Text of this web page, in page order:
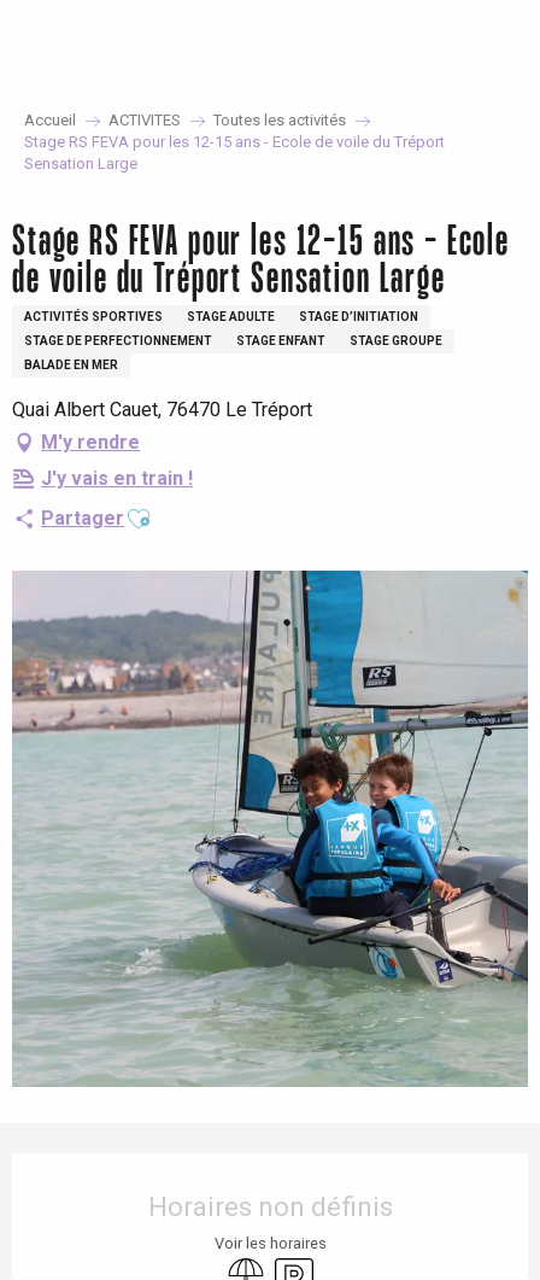
Accueil ACTIVITES
Toutes les activités
Stage RS FEVA pour les 12-15 ans - Ecole de voile du Tréport
Sensation Large
Stage RS FEVA pour les 12-15 ans - Ecole
de voile du Tréport Sensation Large
ACTIVITÉS SPORTIVES STAGE ADULTE
STAGE D’INITIATION
STAGE DE PERFECTIONNEMENT
STAGE ENFANT
STAGE GROUPE
BALADE EN MER
Quai Albert Cauet, 76470 Le Tréport
M'y rendre
J'y vais en train !
Partager Ajouter aux favoris
Horaires non définis
Voir les horaires
Aire de pique nique
Parking